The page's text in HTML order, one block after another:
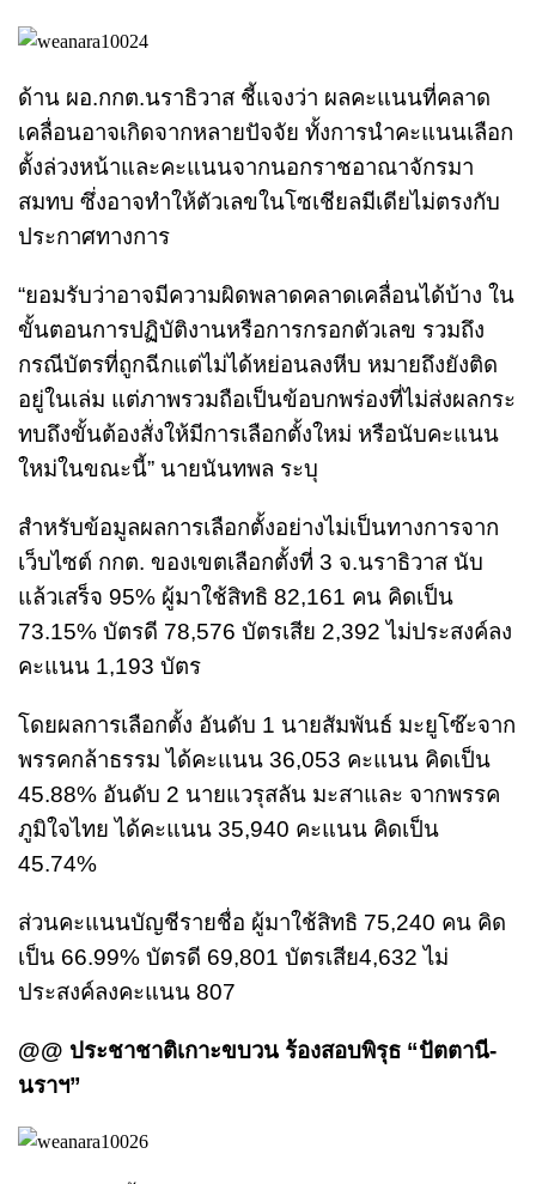
ด้าน ผอ.กกต.นราธิวาส ชี้แจงว่า ผลคะแนนที่คลาด
เคลื่อนอาจเกิดจากหลายปัจจัย ทั้งการนำคะแนนเลือก
ตั้งล่วงหน้าและคะแนนจากนอกราชอาณาจักรมา
สมทบ ซึ่งอาจทำให้ตัวเลขในโซเชียลมีเดียไม่ตรงกับ
ประกาศทางการ
“ยอมรับว่าอาจมีความผิดพลาดคลาดเคลื่อนได้บ้าง ใน
ขั้นตอนการปฏิบัติงานหรือการกรอกตัวเลข รวมถึง
กรณีบัตรที่ถูกฉีกแต่ไม่ได้หย่อนลงหีบ หมายถึงยังติด
อยู่ในเล่ม แต่ภาพรวมถือเป็นข้อบกพร่องที่ไม่ส่งผลกระ
ทบถึงขั้นต้องสั่งให้มีการเลือกตั้งใหม่ หรือนับคะแนน
ใหม่ในขณะนี้” นายนันทพล ระบุ
สำหรับข้อมูลผลการเลือกตั้งอย่างไม่เป็นทางการจาก
เว็บไซต์ กกต. ของเขตเลือกตั้งที่ 3 จ.นราธิวาส นับ
แล้วเสร็จ 95% ผู้มาใช้สิทธิ 82,161 คน คิดเป็น
73.15% บัตรดี 78,576 บัตรเสีย 2,392 ไม่ประสงค์ลง
คะแนน 1,193 บัตร
โดยผลการเลือกตั้ง อันดับ 1 นายสัมพันธ์ มะยูโซ๊ะจาก
พรรคกล้าธรรม ได้คะแนน 36,053 คะแนน คิดเป็น
45.88% อันดับ 2 นายแวรุสลัน มะสาและ จากพรรค
ภูมิใจไทย ได้คะแนน 35,940 คะแนน คิดเป็น
45.74%
ส่วนคะแนนบัญชีรายชื่อ ผู้มาใช้สิทธิ 75,240 คน คิด
เป็น 66.99% บัตรดี 69,801 บัตรเสีย4,632 ไม่
ประสงค์ลงคะแนน 807
@@ ประชาชาติเกาะขบวน ร้องสอบพิรุธ “ปัตตานี-
นราฯ”